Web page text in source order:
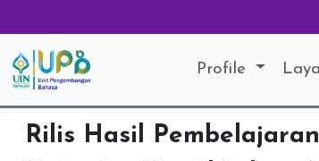
Profile
Rilis Hasil